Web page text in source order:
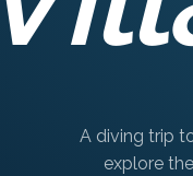
A diving trip
explore